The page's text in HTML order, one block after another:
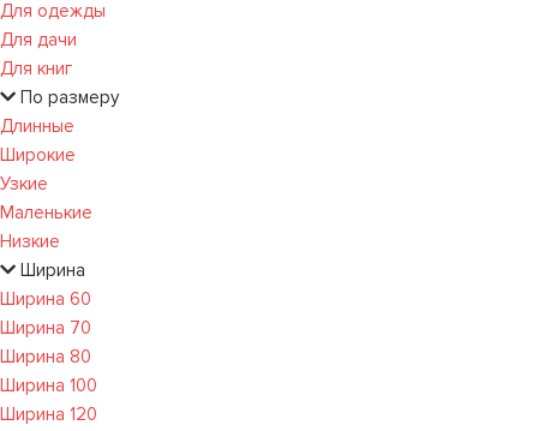
Для одежды
Для дачи
Для книг
По размеру
Длинные
Широкие
Узкие
Маленькие
Низкие
Ширина
Ширина 60
Ширина 70
Ширина 80
Ширина 100
Ширина 120